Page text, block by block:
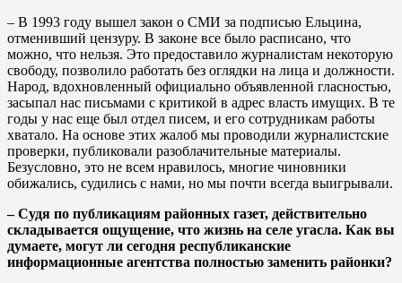
– В 1993 году вышел закон о СМИ за подписью Ельцина,
отменивший цензуру. В законе все было расписано, что
можно, что нельзя. Это предоставило журналистам некоторую
свободу, позволило работать без оглядки на лица и должности.
Народ, вдохновленный официально объявленной гласностью,
засыпал нас письмами с критикой в адрес власть имущих. В те
годы у нас еще был отдел писем, и его сотрудникам работы
хватало. На основе этих жалоб мы проводили журналистские
проверки, публиковали разоблачительные материалы.
Безусловно, это не всем нравилось, многие чиновники
обижались, судились с нами, но мы почти всегда выигрывали.
– Судя по публикациям районных газет, действительно
складывается ощущение, что жизнь на селе угасла. Как вы
думаете, могут ли сегодня республиканские
информационные агентства полностью заменить районки?